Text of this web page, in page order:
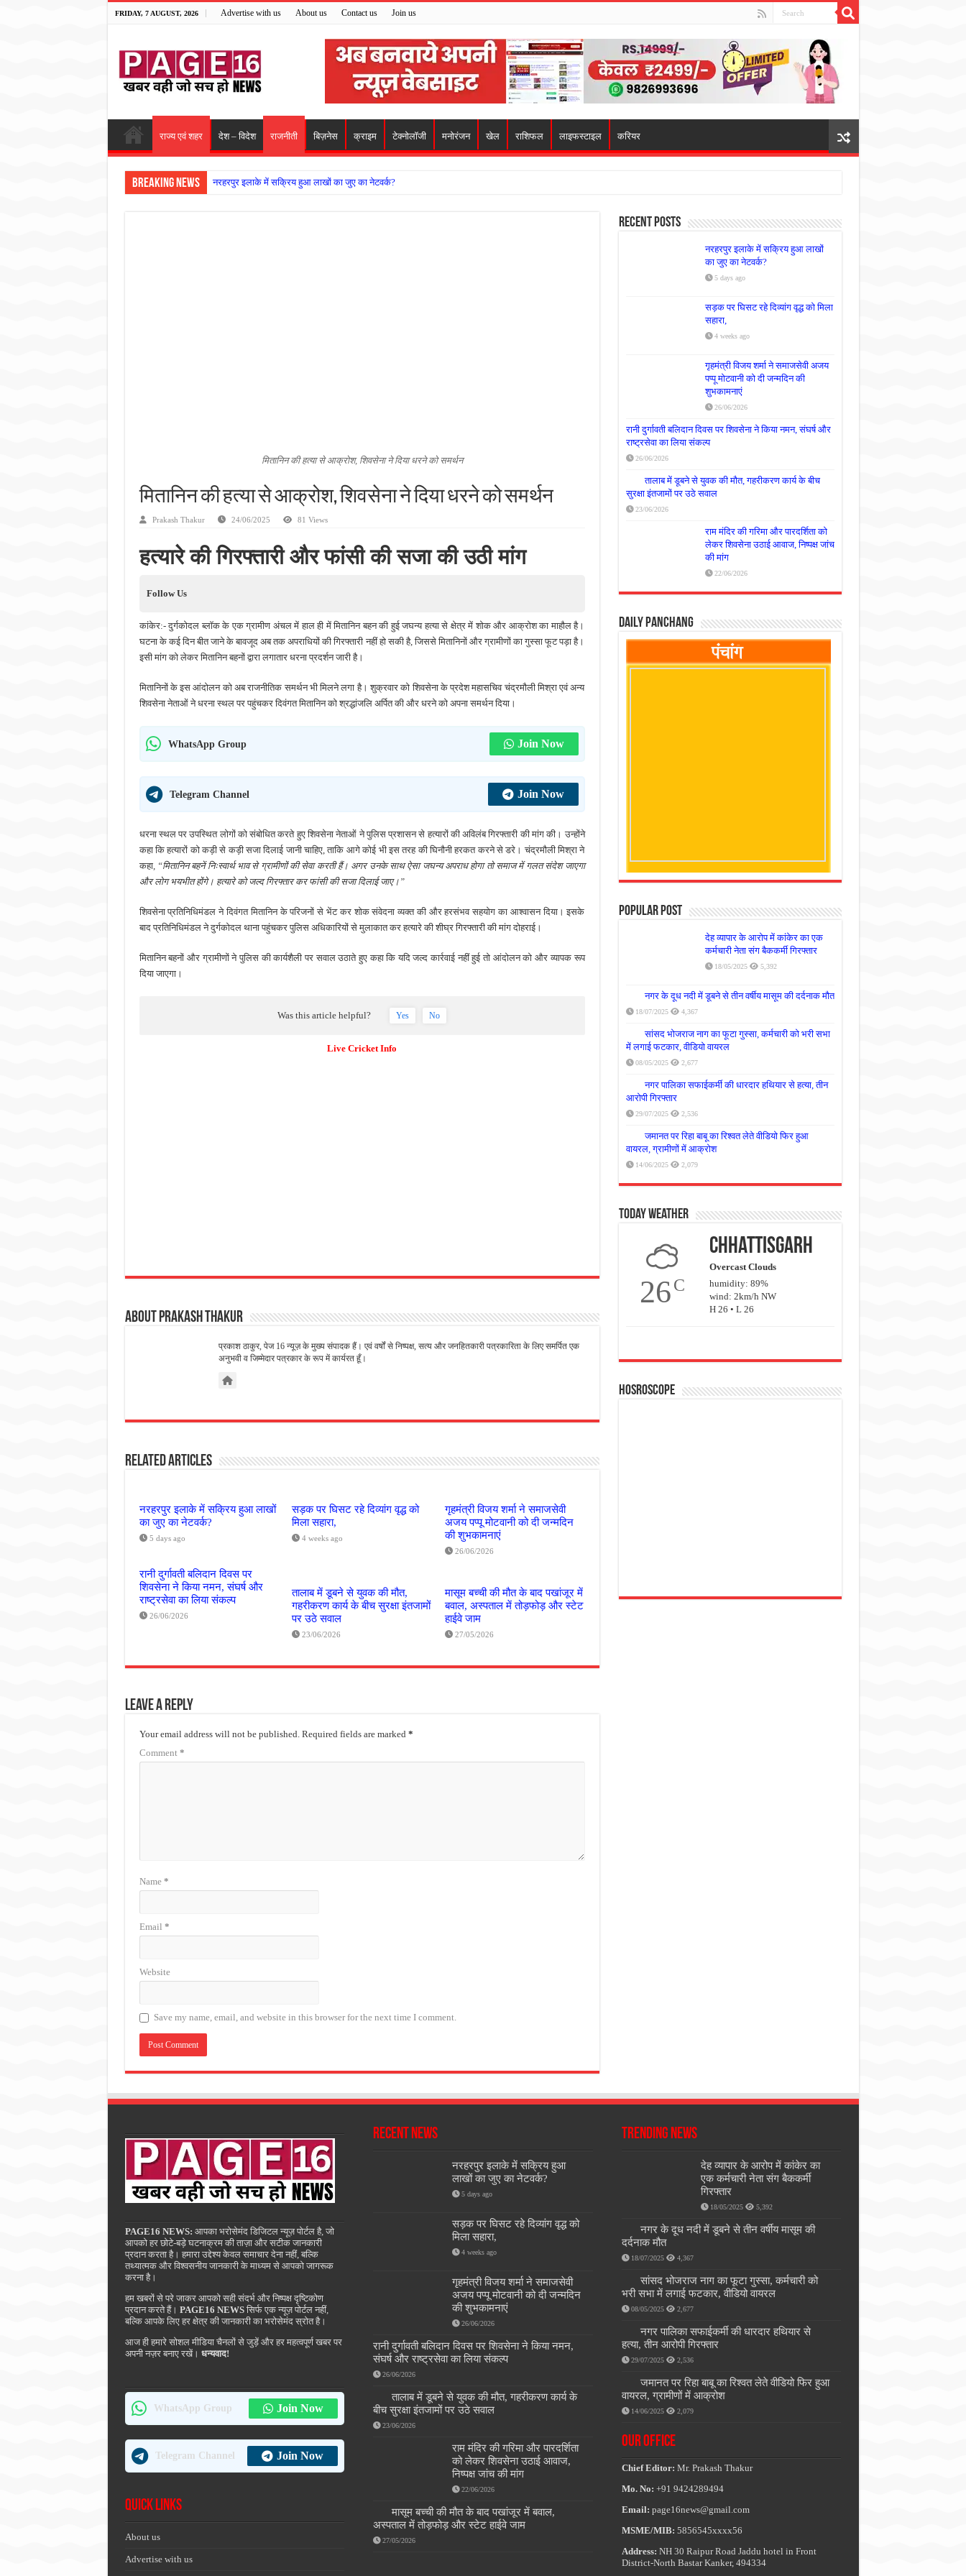
FRIDAY, 7 AUGUST, 2026 Advertise with us About us Contact us Join us
राज्य एवं शहर देश – विदेश राजनीती बिज़नेस क्राइम टेक्नोलॉजी मनोरंजन खेल राशिफल लाइफस्टाइल करियर
Breaking News नरहरपुर इलाके में सक्रिय हुआ लाखों का जुए का नेटवर्क?
मितानिन की हत्या से आक्रोश, शिवसेना ने दिया धरने को समर्थन
मितानिन की हत्या से आक्रोश, शिवसेना ने दिया धरने को समर्थन
Prakash Thakur 24/06/2025 81 Views
हत्यारे की गिरफ्तारी और फांसी की सजा की उठी मांग
Follow Us
कांकेर:- दुर्गकोदल ब्लॉक के एक ग्रामीण अंचल में हाल ही में मितानिन बहन की हुई जघन्य हत्या से क्षेत्र में शोक और आक्रोश का माहौल है।
घटना के कई दिन बीत जाने के बावजूद अब तक अपराधियों की गिरफ्तारी नहीं हो सकी है, जिससे मितानिनों और ग्रामीणों का गुस्सा फूट पड़ा है।
इसी मांग को लेकर मितानिन बहनों द्वारा लगातार धरना प्रदर्शन जारी है।
मितानिनों के इस आंदोलन को अब राजनीतिक समर्थन भी मिलने लगा है। शुक्रवार को शिवसेना के प्रदेश महासचिव चंद्रमौली मिश्रा एवं अन्य
शिवसेना नेताओं ने धरना स्थल पर पहुंचकर दिवंगत मितानिन को श्रद्धांजलि अर्पित की और धरने को अपना समर्थन दिया।
WhatsApp Group Join Now
Telegram Channel Join Now
धरना स्थल पर उपस्थित लोगों को संबोधित करते हुए शिवसेना नेताओं ने पुलिस प्रशासन से हत्यारों की अविलंब गिरफ्तारी की मांग की। उन्होंने
कहा कि हत्यारों को कड़ी से कड़ी सजा दिलाई जानी चाहिए, ताकि आगे कोई भी इस तरह की घिनौनी हरकत करने से डरे। चंद्रमौली मिश्रा ने
कहा, “मितानिन बहनें निःस्वार्थ भाव से ग्रामीणों की सेवा करती हैं। अगर उनके साथ ऐसा जघन्य अपराध होगा तो समाज में गलत संदेश जाएगा
और लोग भयभीत होंगे। हत्यारे को जल्द गिरफ्तार कर फांसी की सजा दिलाई जाए।”
शिवसेना प्रतिनिधिमंडल ने दिवंगत मितानिन के परिजनों से भेंट कर शोक संवेदना व्यक्त की और हरसंभव सहयोग का आश्वासन दिया। इसके
बाद प्रतिनिधिमंडल ने दुर्गकोदल थाना पहुंचकर पुलिस अधिकारियों से मुलाकात कर हत्यारे की शीघ्र गिरफ्तारी की मांग दोहराई।
मितानिन बहनों और ग्रामीणों ने पुलिस की कार्यशैली पर सवाल उठाते हुए कहा कि यदि जल्द कार्रवाई नहीं हुई तो आंदोलन को और व्यापक रूप
दिया जाएगा।
Was this article helpful? Yes No
Live Cricket Info
About Prakash Thakur
प्रकाश ठाकुर, पेज 16 न्यूज़ के मुख्य संपादक हैं। एवं वर्षों से निष्पक्ष, सत्य और जनहितकारी पत्रकारिता के लिए समर्पित एक
अनुभवी व जिम्मेदार पत्रकार के रूप में कार्यरत हूँ।
Related Articles
नरहरपुर इलाके में सक्रिय हुआ लाखों
का जुए का नेटवर्क?
5 days ago
सड़क पर घिसट रहे दिव्यांग वृद्ध को
मिला सहारा,
4 weeks ago
गृहमंत्री विजय शर्मा ने समाजसेवी
अजय पप्पू मोटवानी को दी जन्मदिन
की शुभकामनाएं
26/06/2026
रानी दुर्गावती बलिदान दिवस पर
शिवसेना ने किया नमन, संघर्ष और
राष्ट्रसेवा का लिया संकल्प
26/06/2026
तालाब में डूबने से युवक की मौत,
गहरीकरण कार्य के बीच सुरक्षा इंतजामों
पर उठे सवाल
23/06/2026
मासूम बच्ची की मौत के बाद पखांजूर में
बवाल, अस्पताल में तोड़फोड़ और स्टेट
हाईवे जाम
27/05/2026
Leave a Reply
Your email address will not be published. Required fields are marked *
Comment *
Name *
Email *
Website
Save my name, email, and website in this browser for the next time I comment.
Recent Posts
नरहरपुर इलाके में सक्रिय हुआ लाखों
का जुए का नेटवर्क?
5 days ago
सड़क पर घिसट रहे दिव्यांग वृद्ध को मिला
सहारा,
4 weeks ago
गृहमंत्री विजय शर्मा ने समाजसेवी अजय
पप्पू मोटवानी को दी जन्मदिन की
शुभकामनाएं
26/06/2026
रानी दुर्गावती बलिदान दिवस पर शिवसेना ने किया नमन, संघर्ष और
राष्ट्रसेवा का लिया संकल्प
26/06/2026
तालाब में डूबने से युवक की मौत, गहरीकरण कार्य के बीच
सुरक्षा इंतजामों पर उठे सवाल
23/06/2026
राम मंदिर की गरिमा और पारदर्शिता को
लेकर शिवसेना उठाई आवाज, निष्पक्ष जांच
की मांग
22/06/2026
Daily Panchang
Popular Post
देह व्यापार के आरोप में कांकेर का एक
कर्मचारी नेता संग बैककर्मी गिरफ्तार
18/05/2025 5,392
नगर के दूध नदी में डूबने से तीन वर्षीय मासूम की दर्दनाक मौत
18/07/2025 4,367
सांसद भोजराज नाग का फूटा गुस्सा, कर्मचारी को भरी सभा
में लगाई फटकार, वीडियो वायरल
08/05/2025 2,677
नगर पालिका सफाईकर्मी की धारदार हथियार से हत्या, तीन
आरोपी गिरफ्तार
29/07/2025 2,536
जमानत पर रिहा बाबू का रिश्वत लेते वीडियो फिर हुआ
वायरल, ग्रामीणों में आक्रोश
14/06/2025 2,079
Today Weather
26C
Chhattisgarh
Overcast Clouds
humidity: 89%
wind: 2km/h NW
H 26 • L 26
Hosroscope
PAGE16 NEWS: आपका भरोसेमंद डिजिटल न्यूज़ पोर्टल है, जो
आपको हर छोटे-बड़े घटनाक्रम की ताज़ा और सटीक जानकारी
प्रदान करता है। हमारा उद्देश्य केवल समाचार देना नहीं, बल्कि
तथ्यात्मक और विश्वसनीय जानकारी के माध्यम से आपको जागरूक
करना है।
हम खबरों से परे जाकर आपको सही संदर्भ और निष्पक्ष दृष्टिकोण
प्रदान करते हैं। PAGE16 NEWSसिर्फ एक न्यूज़ पोर्टल नहीं,
बल्कि आपके लिए हर क्षेत्र की जानकारी का भरोसेमंद स्रोत है।
आज ही हमारे सोशल मीडिया चैनलों से जुड़ें और हर महत्वपूर्ण खबर पर
अपनी नज़र बनाए रखें। धन्यवाद!
WhatsApp Group Join Now
Telegram Channel Join Now
Quick Links
About us
Advertise with us
Recent News
नरहरपुर इलाके में सक्रिय हुआ
लाखों का जुए का नेटवर्क?
5 days ago
सड़क पर घिसट रहे दिव्यांग वृद्ध को
मिला सहारा,
4 weeks ago
गृहमंत्री विजय शर्मा ने समाजसेवी
अजय पप्पू मोटवानी को दी जन्मदिन
की शुभकामनाएं
26/06/2026
रानी दुर्गावती बलिदान दिवस पर शिवसेना ने किया नमन,
संघर्ष और राष्ट्रसेवा का लिया संकल्प
26/06/2026
तालाब में डूबने से युवक की मौत, गहरीकरण कार्य के
बीच सुरक्षा इंतजामों पर उठे सवाल
23/06/2026
राम मंदिर की गरिमा और पारदर्शिता
को लेकर शिवसेना उठाई आवाज,
निष्पक्ष जांच की मांग
22/06/2026
मासूम बच्ची की मौत के बाद पखांजूर में बवाल,
अस्पताल में तोड़फोड़ और स्टेट हाईवे जाम
27/05/2026
Trending News
देह व्यापार के आरोप में कांकेर का
एक कर्मचारी नेता संग बैककर्मी
गिरफ्तार
18/05/2025 5,392
नगर के दूध नदी में डूबने से तीन वर्षीय मासूम की
दर्दनाक मौत
18/07/2025 4,367
सांसद भोजराज नाग का फूटा गुस्सा, कर्मचारी को
भरी सभा में लगाई फटकार, वीडियो वायरल
08/05/2025 2,677
नगर पालिका सफाईकर्मी की धारदार हथियार से
हत्या, तीन आरोपी गिरफ्तार
29/07/2025 2,536
जमानत पर रिहा बाबू का रिश्वत लेते वीडियो फिर हुआ
वायरल, ग्रामीणों में आक्रोश
14/06/2025 2,079
OUR OFFICE
Chief Editor: Mr. Prakash Thakur
Mo. No: +91 9424289494
Email: page16news@gmail.com
MSME/MIB: 5856545xxxx56
Address: NH 30 Raipur Road Jaddu hotel in Front
District-North Bastar Kanker, 494334